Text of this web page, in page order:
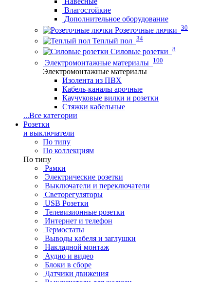
Влагостойкие
Дополнительное оборудование
Розеточные лючки 30
Теплый пол 34
Силовые розетки 8
Электромонтажные материалы 100
Электромонтажные материалы
Изолента из ПВХ
Кабель-каналы арочные
Каучуковые вилки и розетки
Стяжки кабельные
...Все категории
Розетки
и выключатели
По типу
По коллекциям
По типу
Рамки
Электрические розетки
Выключатели и переключатели
Светорегуляторы
USB Розетки
Телевизионные розетки
Интернет и телефон
Термостаты
Выводы кабеля и заглушки
Накладной монтаж
Аудио и видео
Блоки в сборе
Датчики движения